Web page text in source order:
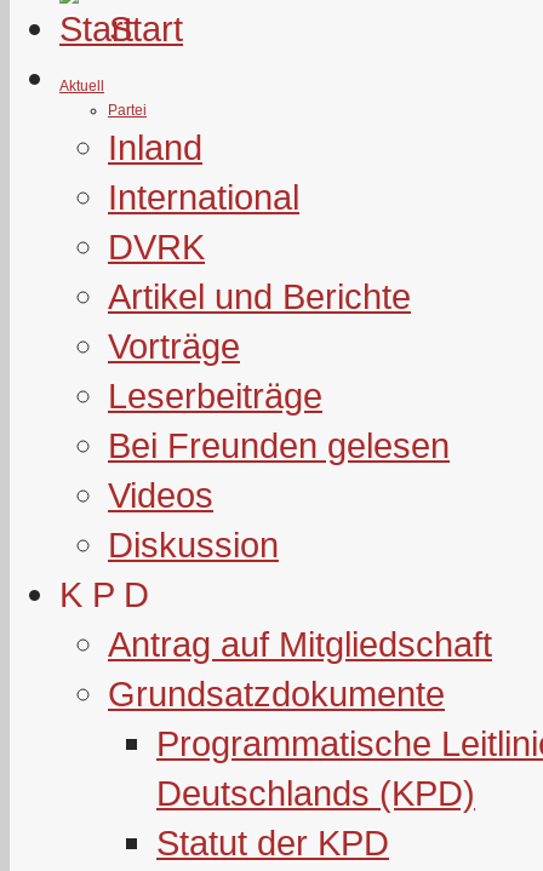
Start
Aktuell
Partei
Inland
International
DVRK
Artikel und Berichte
Vorträge
Leserbeiträge
Bei Freunden gelesen
Videos
Diskussion
K P D
Antrag auf Mitgliedschaft
Grundsatzdokumente
Programmatische
Deutschlands (KPD)
Statut der KPD